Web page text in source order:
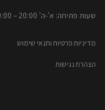
שעות פתיחה: א'-ה' 20:00 – 10:00​​ שישי- 09:30-13:00
מדיניות פרטיות ותנאי שימוש
הצהרת נגישות